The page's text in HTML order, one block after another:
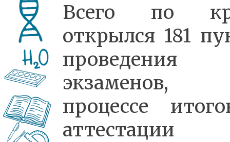
Всего по
открылся 181
проведения
процессе
аттестации